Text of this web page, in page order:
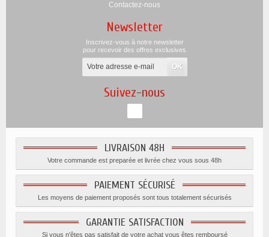
Contactez-nous
Newsletter
Inscrivez-vous à notre newsletter
pour recevoir des offres exclusives
Suivez-nous
LIVRAISON 48H
Votre commande est preparée et livrée chez vous sous 48h
PAIEMENT SÉCURISÉ
Les moyens de paiement proposés sont tous totalement sécurisés
GARANTIE SATISFACTION
Si vous n'êtes pas satisfait de votre achat vous êtes remboursé